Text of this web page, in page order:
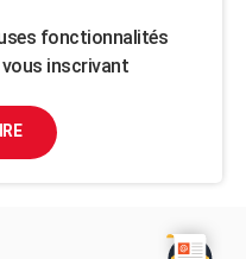
fonctionnalités
inscrivant